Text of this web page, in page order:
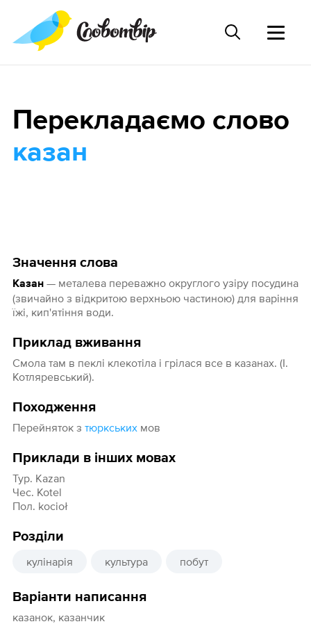
Значення слова
Казан— металева переважно округлого узіру посудина
(звичайно з відкритою верхньою частиною) для варіння
їжі, кип'ятіння води.
Приклад вживання
Смола там в пеклі клекотіла і грілася все в казанах. (І.
Котляревський).
Походження
Перейняток з тюркськихмов
Приклади в інших мовах
Тур. Kazan
Чес. Kotel
Пол. kocioł
Розділи
кулінарія культура побут
Варіанти написання
казанок, казанчик
Перекладаємо слово
казан